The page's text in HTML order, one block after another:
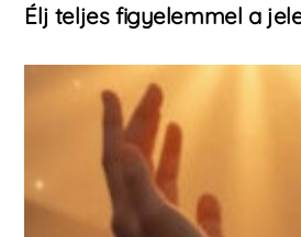
Élj teljes figyelemmel a